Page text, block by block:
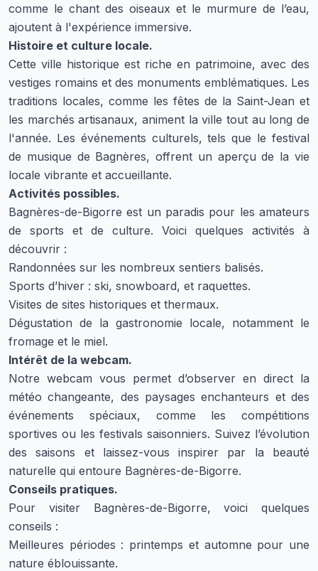
comme le chant des oiseaux et le murmure de l’eau,
ajoutent à l'expérience immersive.
Histoire et culture locale.
Cette ville historique est riche en patrimoine, avec des
vestiges romains et des monuments emblématiques. Les
traditions locales, comme les fêtes de la Saint-Jean et
les marchés artisanaux, animent la ville tout au long de
l'année. Les événements culturels, tels que le festival
de musique de Bagnères, offrent un aperçu de la vie
locale vibrante et accueillante.
Activités possibles.
Bagnères-de-Bigorre est un paradis pour les amateurs
de sports et de culture. Voici quelques activités à
découvrir :
Randonnées sur les nombreux sentiers balisés.
Sports d’hiver : ski, snowboard, et raquettes.
Visites de sites historiques et thermaux.
Dégustation de la gastronomie locale, notamment le
fromage et le miel.
Intérêt de la webcam.
Notre webcam vous permet d’observer en direct la
météo changeante, des paysages enchanteurs et des
événements spéciaux, comme les compétitions
sportives ou les festivals saisonniers. Suivez l’évolution
des saisons et laissez-vous inspirer par la beauté
naturelle qui entoure Bagnères-de-Bigorre.
Conseils pratiques.
Pour visiter Bagnères-de-Bigorre, voici quelques
conseils :
Meilleures périodes : printemps et automne pour une
nature éblouissante.